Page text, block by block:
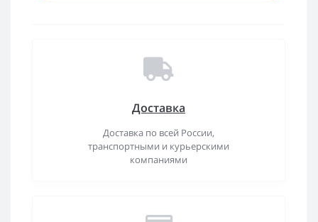
Доставка
Доставка по всей России,
транспортными и курьерскими
компаниями